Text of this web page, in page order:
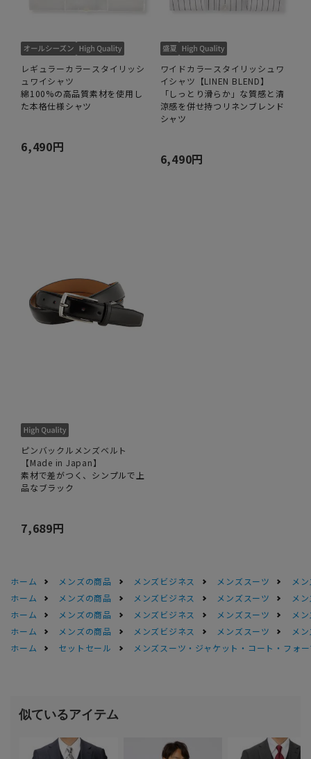
レギュラーカラースタイリッシ
ュワイシャツ
綿100%の高品質素材を使用し
た本格仕様シャツ
6,490円
ワイドカラースタイリッシュワ
イシャツ【LINEN BLEND】
「しっとり滑らか」な質感と清
涼感を併せ持つリネンブレンド
シャツ
6,490円
ピンバックルメンズベルト
【Made in Japan】
素材で差がつく、シンプルで上
品なブラック
7,689円
ホーム メンズの商品 メンズビジネス メンズスーツ
メ
ホーム
メンズの商品 メンズビジネス メンズスーツ
メ
ホーム
メンズの商品 メンズビジネス メンズスーツ
メ
ホーム
メンズの商品 メンズビジネス メンズスーツ
メ
ホーム
セットセール メンズスーツ・ジャケット・コート・フォ